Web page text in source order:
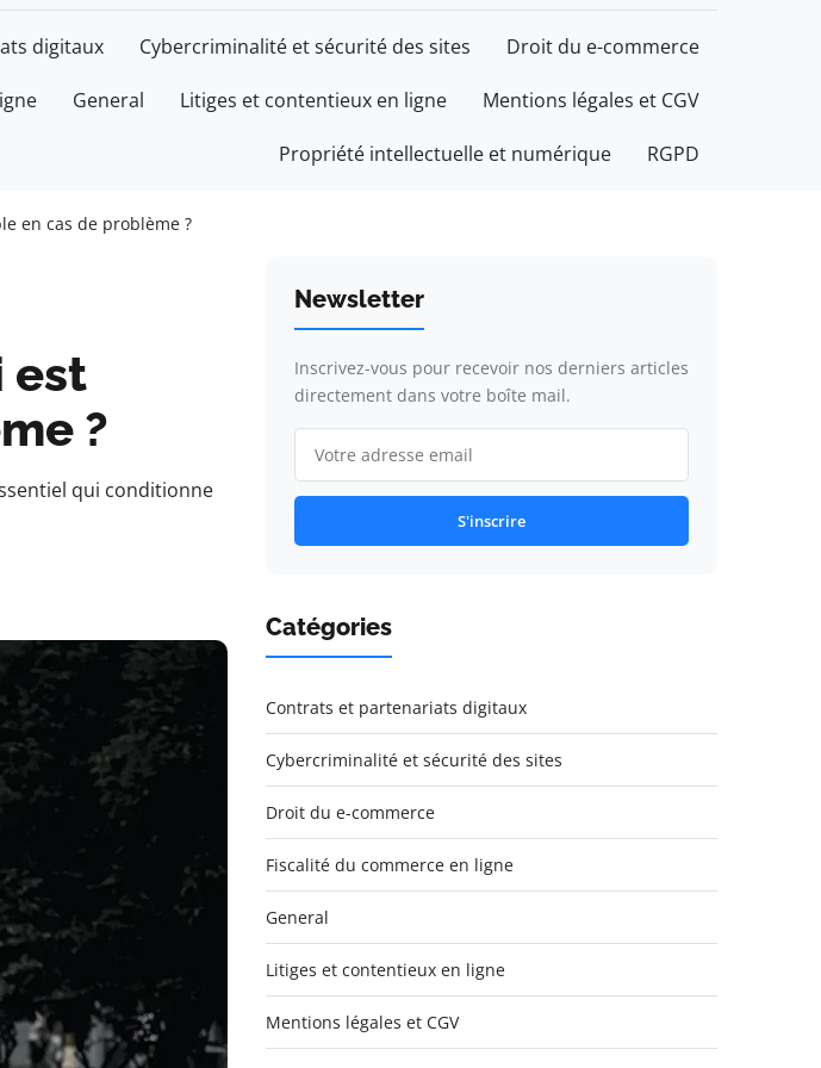
digitaux Cybercriminalité et sécurité des sites Droit du e-commerce
General Litiges et contentieux en ligne Mentions légales et CGV
Propriété intellectuelle et numérique RGPD
en cas de problème ?
est
?
qui conditionne
Newsletter
Inscrivez-vous pour recevoir nos derniers articles
directement dans votre boîte mail.
S'inscrire
Catégories
Contrats et partenariats digitaux
Cybercriminalité et sécurité des sites
Droit du e-commerce
Fiscalité du commerce en ligne
General
Litiges et contentieux en ligne
Mentions légales et CGV